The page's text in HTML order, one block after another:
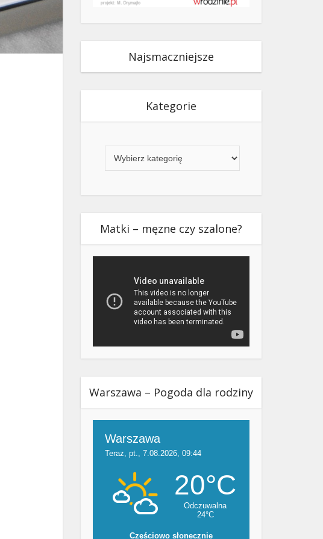
Najsmaczniejsze
Kategorie
Matki – męzne czy szalone?
Warszawa – Pogoda dla rodziny